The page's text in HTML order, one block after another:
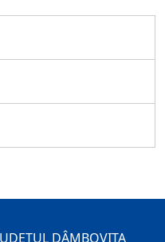
DÂMBOVIȚA